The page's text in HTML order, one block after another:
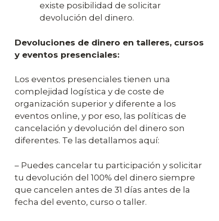
existe posibilidad de solicitar
devolución del dinero.
Devoluciones de dinero en talleres, cursos
y eventos presenciales:
Los eventos presenciales tienen una
complejidad logística y de coste de
organización superior y diferente a los
eventos online, y por eso, las políticas de
cancelación y devolución del dinero son
diferentes. Te las detallamos aquí:
– Puedes cancelar tu participación y solicitar
tu devolución del 100% del dinero siempre
que cancelen antes de 31 días antes de la
fecha del evento, curso o taller.